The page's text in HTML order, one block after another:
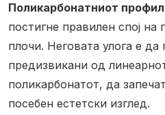
Поликарбонатниот профил
постигне правилен спој на
плочи. Неговата улога е
предизвикани од
поликарбонатот, да
посебен естетски изглед.